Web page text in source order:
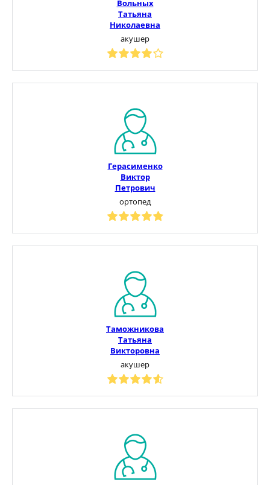
Вольных
Татьяна
Николаевна
акушер
Герасименко
Виктор
Петрович
ортопед
Таможникова
Татьяна
Викторовна
акушер